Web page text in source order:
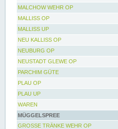
MALCHOW WEHR OP
MALLISS OP
MALLISS UP
NEU KALLISS OP
NEUBURG OP
NEUSTADT GLEWE OP
PARCHIM GÜTE
PLAU OP
PLAU UP
WAREN
MÜGGELSPREE
GROSSE TRÄNKE WEHR OP